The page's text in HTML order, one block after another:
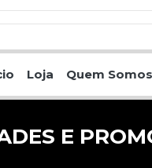
Loja Quem Somos
E